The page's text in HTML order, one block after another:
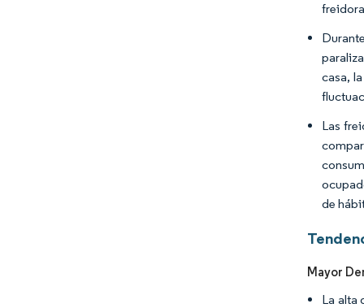
casa,
Las
de
Mayor
La alta